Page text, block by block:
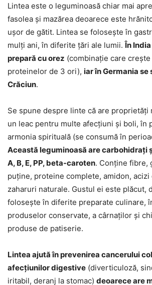
Lintea este o leguminoasă chiar mai
fasolea și mazărea deoarece este
ușor de gătit. Lintea se folosește în
mulți ani, în diferite țări ale lumii.În
prepară cu orez (combinație care
proteinelor de 3 ori), iar în Germania se
Crăciun.
Se spune despre linte că are proprietăți
un leac pentru multe afecțiuni și boli, în
armonia spirituală (se consumă în
Această leguminoasă are carbohidrați
A, B, E, PP, beta-caroten. Conține fibre,
puține, proteine complete, amidon, acizi
zaharuri naturale. Gustul ei este plăcut,
folosește în diferite preparate culinare,
produselor conservate, a cârnaților și
produse de patiserie.
Lintea ajută în prevenirea cancerului
afecțiunilor digestive (diverticuloză,
iritabil, deranj la stomac) deoarece are